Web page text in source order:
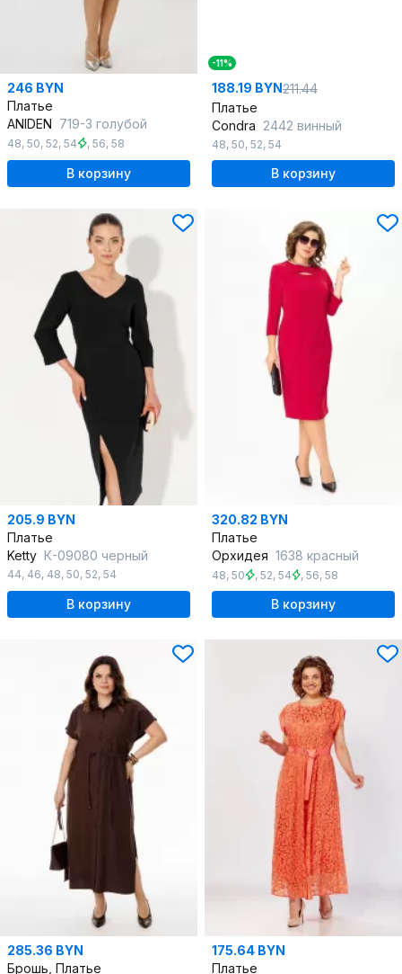
246 BYN
Платье
ANIDEN 719-3 голубой
48, 50, 52, 54 , 56, 58
В корзину
-11%
188.19 BYN211.44
Платье
Condra 2442 винный
48, 50, 52, 54
В корзину
205.9 BYN
Платье
Ketty К-09080 черный
44, 46, 48, 50, 52, 54
В корзину
320.82 BYN
Платье
Орхидея 1638 красный
48, 50 , 52, 54 , 56, 58
В корзину
285.36 BYN
Брошь, Платье
175.64 BYN
Платье